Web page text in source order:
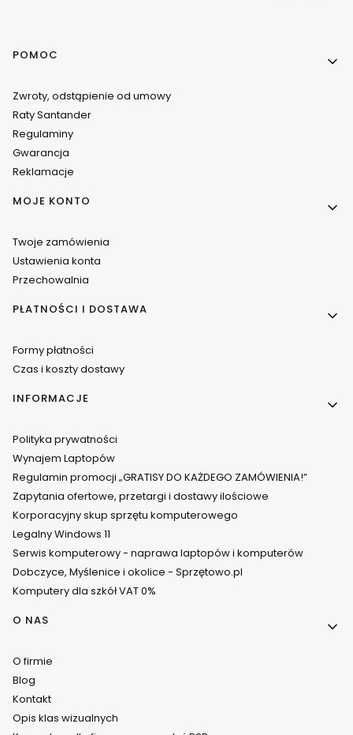
Linki w stopce
POMOC
Zwroty, odstąpienie od umowy
Raty Santander
Regulaminy
Gwarancja
Reklamacje
MOJE KONTO
Twoje zamówienia
Ustawienia konta
Przechowalnia
PŁATNOŚCI I DOSTAWA
Formy płatności
Czas i koszty dostawy
INFORMACJE
Polityka prywatności
Wynajem Laptopów
Regulamin promocji „GRATISY DO KAŻDEGO ZAMÓWIENIA!”
Zapytania ofertowe, przetargi i dostawy ilościowe
Korporacyjny skup sprzętu komputerowego
Legalny Windows 11
Serwis komputerowy - naprawa laptopów i komputerów
Dobczyce, Myślenice i okolice - Sprzętowo.pl
Komputery dla szkół VAT 0%
O NAS
O firmie
Blog
Kontakt
Opis klas wizualnych